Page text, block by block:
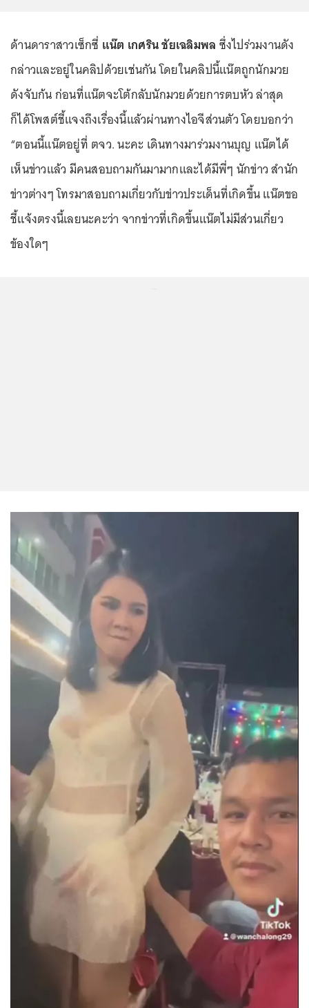
ด้านดาราสาวเซ็กซี่ แน๊ต เกศริน ชัยเฉลิมพล ซึ่งไปร่วมงานดัง
กล่าวและอยู่ในคลิปด้วยเช่นกัน โดยในคลิปนี้แน๊ตถูกนักมวย
ดังจับก้น ก่อนที่แน๊ตจะโต้กลับนักมวยด้วยการตบหัว ล่าสุด
ก็ได้โพสต์ชี้แจงถึงเรื่องนี้แล้วผ่านทางไอจีส่วนตัว โดยบอกว่า
“ตอนนี้แน๊ตอยู่ที่ ตจว. นะคะ เดินทางมาร่วมงานบุญ แน๊ตได้
เห็นข่าวแล้ว มีคนสอบถามกันมามากและได้มีพี่ๆ นักข่าว สำนัก
ข่าวต่างๆ โทรมาสอบถามเกี่ยวกับข่าวประเด็นที่เกิดขึ้น แน๊ตขอ
ชี้แจ้งตรงนี้เลยนะคะว่า จากข่าวที่เกิดขึ้นแน๊ตไม่มีส่วนเกี่ยว
ข้องใดๆ